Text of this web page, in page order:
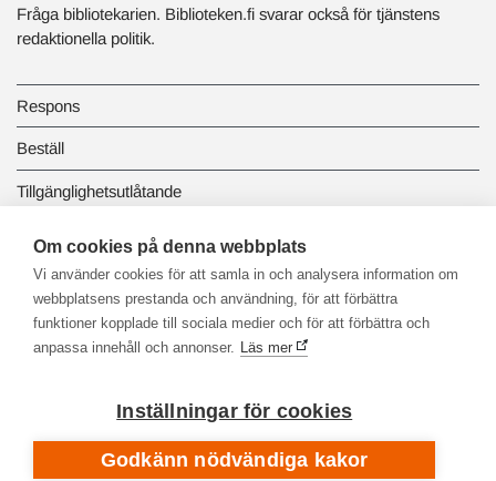
Fråga bibliotekarien. Biblioteken.fi svarar också för tjänstens
redaktionella politik.
Respons
Beställ
Tillgänglighetsutlåtande
Dataskydd och registerbeskrivningar
Länkbiblioteket
Om cookies på denna webbplats
Vi använder cookies för att samla in och analysera information om
webbplatsens prestanda och användning, för att förbättra
funktioner kopplade till sociala medier och för att förbättra och
anpassa innehåll och annonser. Läs mer
Inställningar för cookies
Godkänn nödvändiga kakor